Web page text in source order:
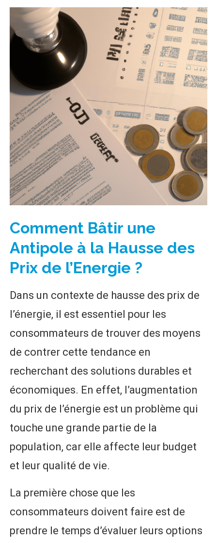
Comment Bâtir une
Antipole à la Hausse des
Prix de l’Energie ?
Dans un contexte de hausse des prix de
l’énergie, il est essentiel pour les
consommateurs de trouver des moyens
de contrer cette tendance en
recherchant des solutions durables et
économiques. En effet, l’augmentation
du prix de l’énergie est un problème qui
touche une grande partie de la
population, car elle affecte leur budget
et leur qualité de vie.
La première chose que les
consommateurs doivent faire est de
prendre le temps d’évaluer leurs options